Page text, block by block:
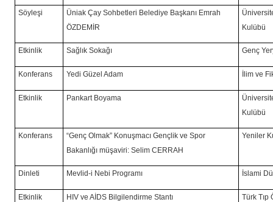
Söyleşi
Üniak Çay Sohbetleri Belediye Başkanı Emrah
ÖZDEMİR
Kulübü
Etkinlik Sağlık Sokağı Genç
Konferans Yedi Güzel Adam İlim ve
Etkinlik Pankart Boyama
Kulübü
Konferans
“Genç Olmak” Konuşmacı Gençlik ve Spor
Bakanlığı müşaviri: Selim CERRAH
Yeniler
Dinleti Mevlid-i Nebi Programı İslami
Etkinlik HIV ve AİDS Bilgilendirme Stantı Türk Tıp